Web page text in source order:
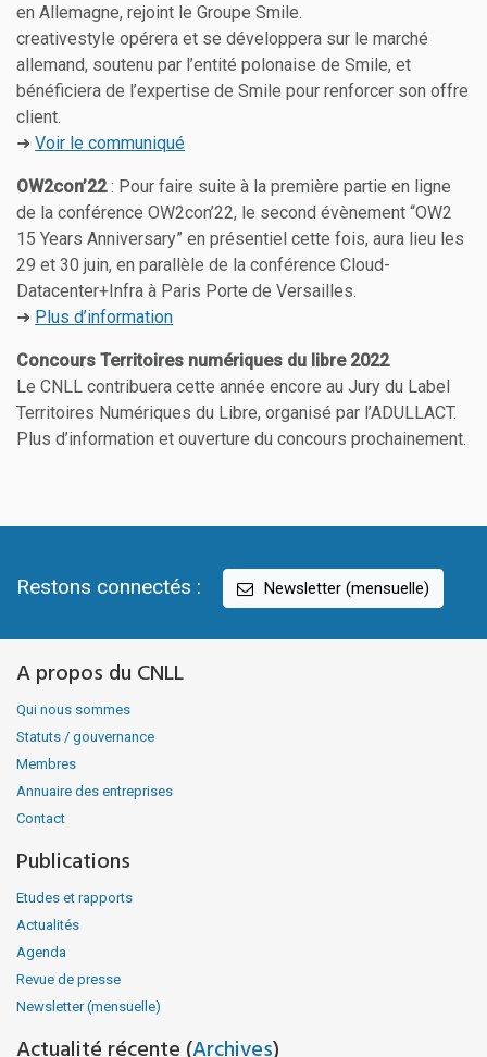
en Allemagne, rejoint le Groupe Smile.
creativestyle opérera et se développera sur le marché
allemand, soutenu par l’entité polonaise de Smile, et
bénéficiera de l’expertise de Smile pour renforcer son offre
client.
➜ Voir le communiqué
OW2con’22: Pour faire suite à la première partie en ligne
de la conférence OW2con’22, le second évènement “OW2
15 Years Anniversary” en présentiel cette fois, aura lieu les
29 et 30 juin, en parallèle de la conférence Cloud-
Datacenter+Infra à Paris Porte de Versailles.
➜ Plus d’information
Concours Territoires numériques du libre 2022
Le CNLL contribuera cette année encore au Jury du Label
Territoires Numériques du Libre, organisé par l’ADULLACT.
Plus d’information et ouverture du concours prochainement.
Restons connectés : Newsletter (mensuelle)
A propos du CNLL
Qui nous sommes
Statuts / gouvernance
Membres
Annuaire des entreprises
Contact
Publications
Etudes et rapports
Actualités
Agenda
Revue de presse
Newsletter (mensuelle)